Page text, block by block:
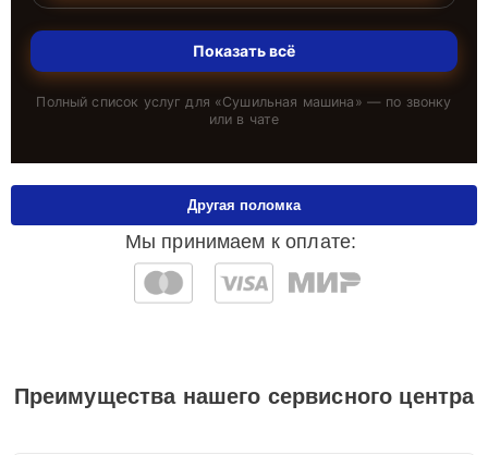
Показать всё
Полный список услуг для «Сушильная машина » — по звонку
или в чате
Мы принимаем к оплате:
Другая поломка
Преимущества нашего сервисного центра